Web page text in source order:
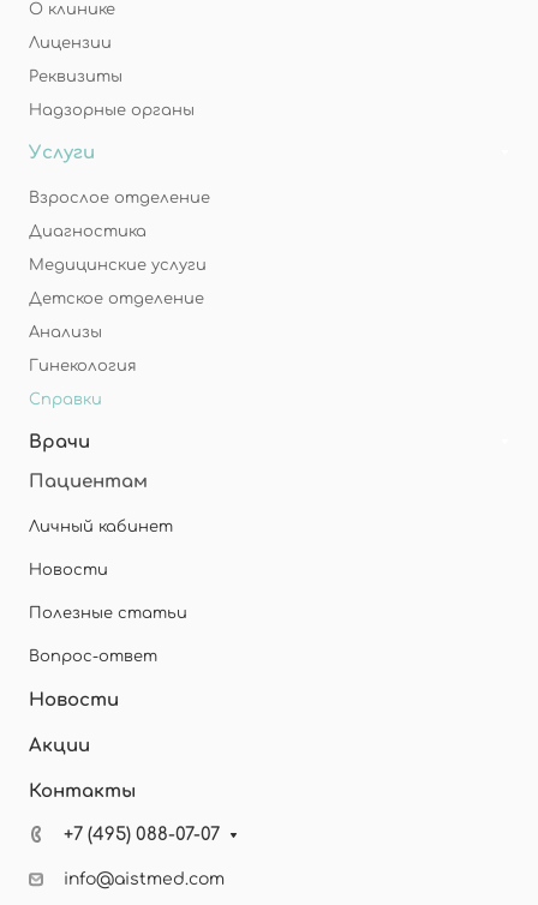
О клинике
Лицензии
Реквизиты
Надзорные органы
Услуги
Взрослое отделение
Диагностика
Медицинские услуги
Детское отделение
Анализы
Гинекология
Справки
Врачи
Пациентам
Личный кабинет
Новости
Полезные статьи
Вопрос-ответ
Новости
Акции
Контакты
+7 (495) 088-07-07
info@aistmed.com